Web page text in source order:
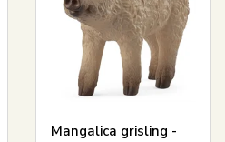
Mangalica grisling -